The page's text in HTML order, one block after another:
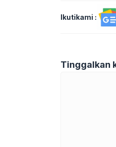
Ikutikami :
Tinggalkan